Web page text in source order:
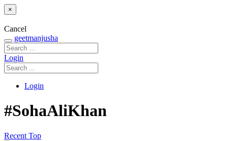
×
Cancel
geetmanjusha
Login
Login
#SohaAliKhan
Recent Top